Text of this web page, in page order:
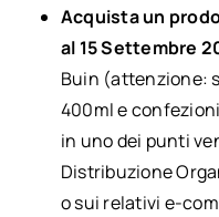
Acquista un
al 15 Settembre
Buin (attenzione:
400ml e
in uno dei punti
Distribuzione
o sui relativi e-